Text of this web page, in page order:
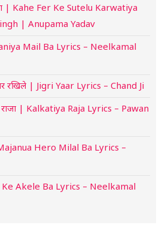
| Kahe Fer Ke Sutelu Karwatiya
| Anupama Yadav
Mail Ba Lyrics – Neelkamal
रखिले | Jigri Yaar Lyrics – Chand Ji
| Kalkatiya Raja Lyrics – Pawan
Hero Milal Ba Lyrics –
Akele Ba Lyrics – Neelkamal